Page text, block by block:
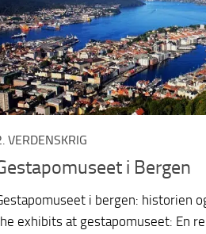
VERDENSKRIG
i Bergen
i bergen: historien
exhibits at gestapomuseet: En